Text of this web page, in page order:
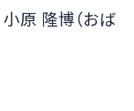
隆博（おば